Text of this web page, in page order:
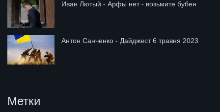
Иван Лютый - Арфы нет - возьмите бубен
Антон Санченко - Дайджест 6 травня 2023
Метки